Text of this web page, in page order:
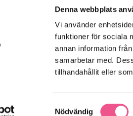
Denna webbplats
Vi använder
funktioner för sociala
annan information
samarbetar med.
tillhandahållit eller
Samtyckesval
Nödvändig
-25%